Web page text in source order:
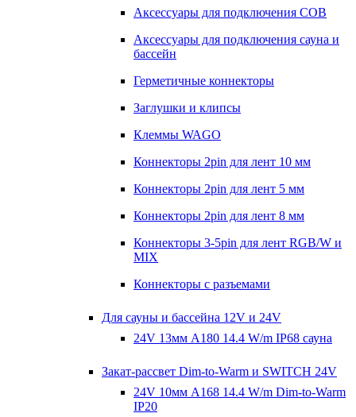
Аксессуары для подключения COB
Аксессуары для подключения сауна и
бассейн
Герметичные коннекторы
Заглушки и клипсы
Клеммы WAGO
Коннекторы 2pin для лент 10 мм
Коннекторы 2pin для лент 5 мм
Коннекторы 2pin для лент 8 мм
Коннекторы 3-5pin для лент RGB/W и
MIX
Коннекторы с разъемами
Для сауны и бассейна 12V и 24V
24V 13мм A180 14.4 W/m IP68 сауна
Закат-рассвет Dim-to-Warm и SWITCH 24V
24V 10мм A168 14.4 W/m Dim-to-Warm
IP20